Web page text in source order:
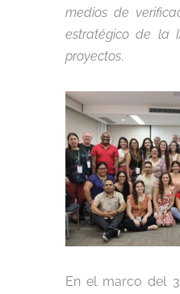
medios de
estratégico de la
proyectos.
En el marco del